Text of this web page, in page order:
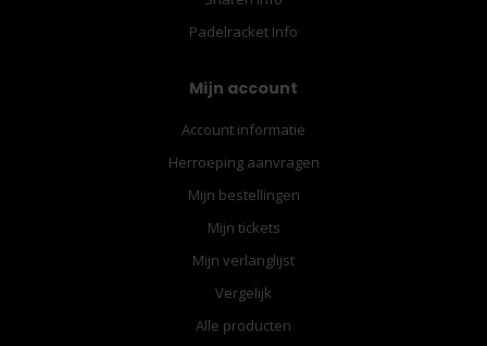
Padelracket Info
Mijn account
Account informatie
Herroeping aanvragen
Mijn bestellingen
Mijn tickets
Mijn verlanglijst
Vergelijk
Alle producten